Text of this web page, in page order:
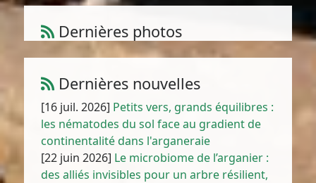
Dernières photos
Amaranthus cruentus L.
Dernières nouvelles
[16 juil. 2026] Petits vers, grands équilibres :
les nématodes du sol face au gradient de
continentalité dans l'arganeraie
[22 juin 2026] Le microbiome de l’arganier :
des alliés invisibles pour un arbre résilient,